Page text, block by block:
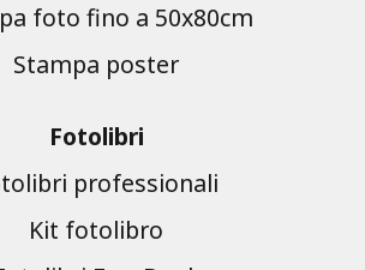
foto fino a 50x80cm
Stampa poster
Fotolibri
professionali
Kit fotolibro